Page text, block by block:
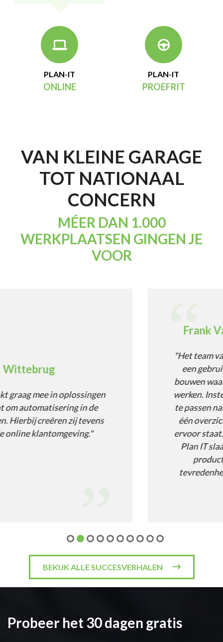
PLAN-IT
ONLINE
PLAN-IT
PROEFRIT
VAN KLEINE GARAGE
TOT NATIONAAL
CONCERN
MÉER DAN 1.000
WERKPLAATSEN GINGEN JE
VOOR
de
Frank Vaneman
"Het team van Plan IT is erin
een gebruiksvriendelijke
bouwen waarmee alle afdelingen
werken. Instellingen zijn
te passen naar eigen wens
één overzicht kan zien hoe de
ervoor staat. Door de
Plan IT slaagden wij erin de
productiviteit en
tevredenheid in een klap te
BEKIJK ALLE SUCCESVERHALEN
Probeer het 30 dagen gratis